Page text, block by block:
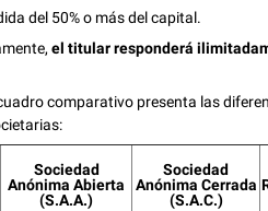
del 50% o más del capital.
el titular responderá
comparativo presenta las
Sociedad
Anónima Abierta
(S.A.A.)
Sociedad
Anónima Cerrada
(S.A.C.)